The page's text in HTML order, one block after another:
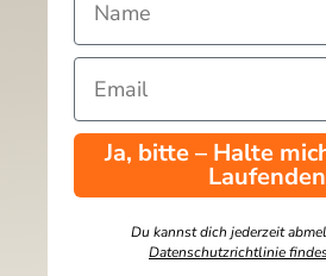
Ja, bitte – Halte
Laufenden
Du kannst dich jederzeit
Datenschutzrichtlinie